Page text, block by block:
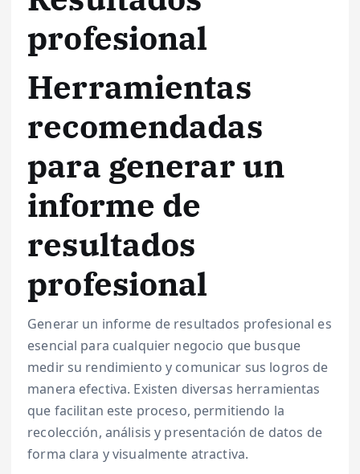
profesional
Herramientas
recomendadas
para generar un
informe de
resultados
profesional
Generar un informe de resultados profesional es
esencial para cualquier negocio que busque
medir su rendimiento y comunicar sus logros de
manera efectiva. Existen diversas herramientas
que facilitan este proceso, permitiendo la
recolección, análisis y presentación de datos de
forma clara y visualmente atractiva.